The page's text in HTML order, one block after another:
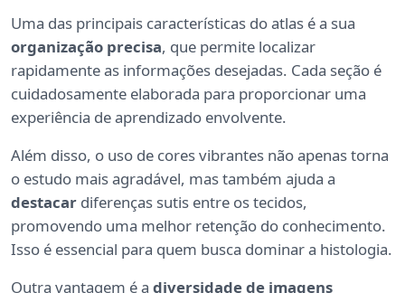
Uma das principais características do atlas é a sua
organização precisa, que permite localizar
rapidamente as informações desejadas. Cada seção é
cuidadosamente elaborada para proporcionar uma
experiência de aprendizado envolvente.
Além disso, o uso de cores vibrantes não apenas torna
o estudo mais agradável, mas também ajuda a
destacar diferenças sutis entre os tecidos,
promovendo uma melhor retenção do conhecimento.
Isso é essencial para quem busca dominar a histologia.
Outra vantagem é a diversidade de imagens